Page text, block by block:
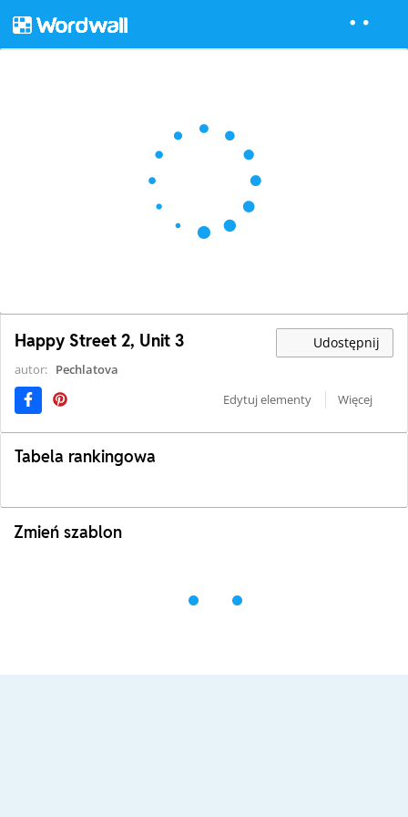
Happy Street 2, Unit 3 Udostępnij
autor: Pechlatova
Edytuj elementy
Więcej
Tabela rankingowa
Zmień szablon